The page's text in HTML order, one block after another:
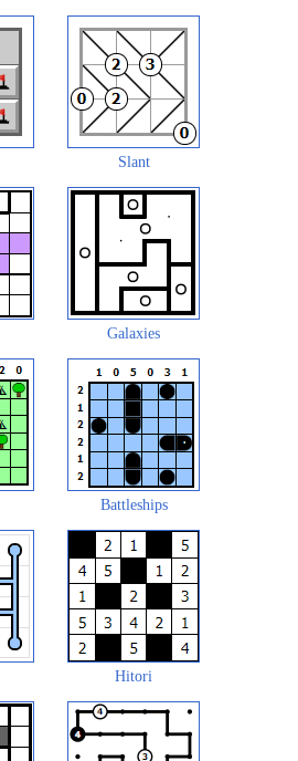
Slant
Galaxies
Battleships
Hitori